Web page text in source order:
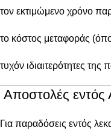
τον εκτιμώμενο χρόνο
το κόστος μεταφοράς
τυχόν ιδιαιτερότητες
Αποστολές εντός
Για παραδόσεις εντός